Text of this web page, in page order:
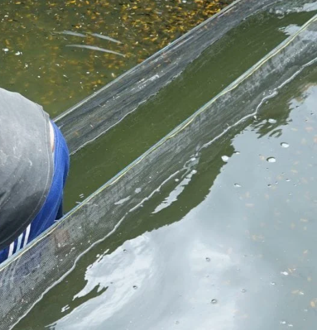
Molly
Channa
Koi
Koki
Guppy
Platy
Glofish
Danio
Manfish
Discuss
Palmas
Kura-kura
KATEGORI
Berita
Bisnis
Budidaya